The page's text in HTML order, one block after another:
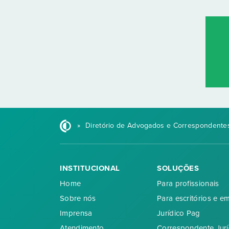
» Diretório de Advogados e
INSTITUCIONAL
Home
Sobre nós
Imprensa
SOLUÇÕES
Para profissionais
Para escritórios e
Jurídico Pag